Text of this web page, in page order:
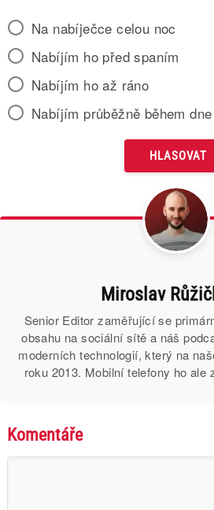
Na nabíječce celou noc
Nabíjím ho před spaním
Nabíjím ho až ráno
Nabíjím průběžně během dne
Miroslav
Senior Editor zaměřující se
obsahu na sociální sítě a náš
moderních technologií, který na
roku 2013. Mobilní telefony ho
Komentáře